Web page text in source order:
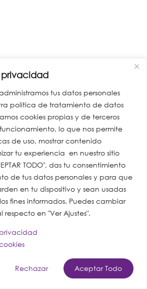
tus datos personales
política de tratamiento de datos
cookies propias y de terceros
lo que nos permite
de uso, mostrar contenido
tu experiencia en nuestro sitio
TODO", das tu consentimiento
de tus datos personales y para que
en tu dispositivo y sean usadas
fines informados. Puedes cambiar
respecto en "Ver Ajustes".
Rechazar Aceptar Todo